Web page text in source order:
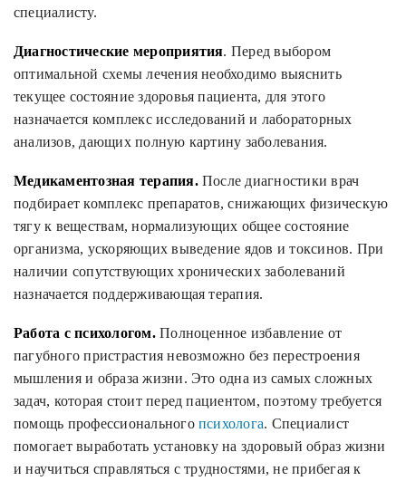
специалисту.
Диагностические мероприятия. Перед выбором
оптимальной схемы лечения необходимо выяснить
текущее состояние здоровья пациента, для этого
назначается комплекс исследований и лабораторных
анализов, дающих полную картину заболевания.
Медикаментозная терапия.После диагностики врач
подбирает комплекс препаратов, снижающих физическую
тягу к веществам, нормализующих общее состояние
организма, ускоряющих выведение ядов и токсинов. При
наличии сопутствующих хронических заболеваний
назначается поддерживающая терапия.
Работа с психологом.Полноценное избавление от
пагубного пристрастия невозможно без перестроения
мышления и образа жизни. Это одна из самых сложных
задач, которая стоит перед пациентом, поэтому требуется
помощь профессиональногопсихолога. Специалист
помогает выработать установку на здоровый образ жизни
и научиться справляться с трудностями, не прибегая к